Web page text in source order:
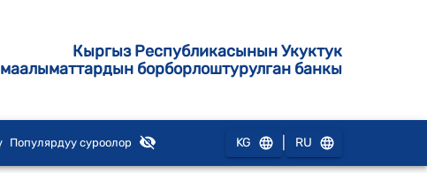
Кыргыз Республикасынын Укуктук
маалыматтардын борборлоштурулган банкы
Популярдуу суроолор KG RU